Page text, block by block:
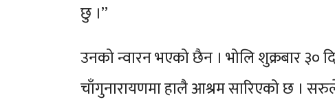
छु ।”
उनको न्वारन भएको छैन । भोलि शुक्रबार ३०
चाँगुनारायणमा हालै आश्रम सारिएको छ ।